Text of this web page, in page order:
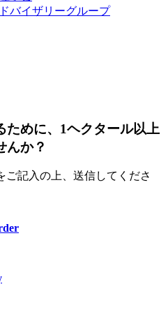
バイザリーグループ
ために、1ヘクタール以上
んか？
ご記入の上、送信してくださ